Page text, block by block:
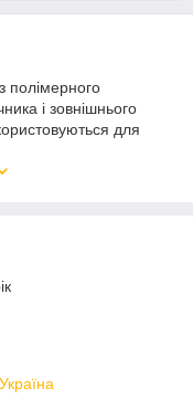
полімерного
і зовнішнього
для
труб і корозійну
металопластикового
ремонт
заміни всієї